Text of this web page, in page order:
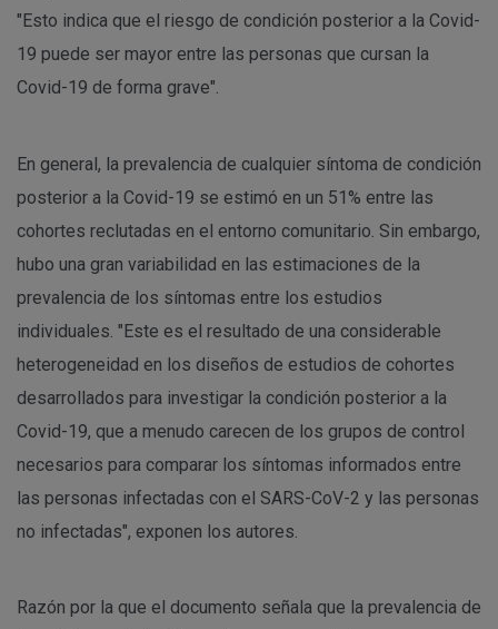
"Esto indica que el riesgo de condición posterior a la Covid-
19 puede ser mayor entre las personas que cursan la
Covid-19 de forma grave".
En general, la prevalencia de cualquier síntoma de condición
posterior a la Covid-19 se estimó en un 51% entre las
cohortes reclutadas en el entorno comunitario. Sin embargo,
hubo una gran variabilidad en las estimaciones de la
prevalencia de los síntomas entre los estudios
individuales. "Este es el resultado de una considerable
heterogeneidad en los diseños de estudios de cohortes
desarrollados para investigar la condición posterior a la
Covid-19, que a menudo carecen de los grupos de control
necesarios para comparar los síntomas informados entre
las personas infectadas con el SARS-CoV-2 y las personas
no infectadas", exponen los autores.
Razón por la que el documento señala que la prevalencia de